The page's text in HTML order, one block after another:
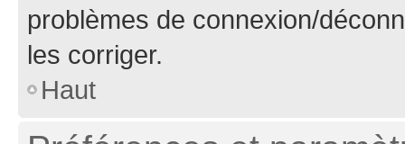
problèmes de connexion/
les corriger.
Haut